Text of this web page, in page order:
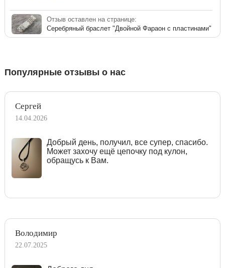
Отзыв оставлен на странице:
Серебряный браслет "Двойной Фараон с пластинами"
Популярные отзывы о нас
Сергей
14.04.2026
Добрый день, получил, все супер, спасибо.
Может захочу ещё цепочку под кулон,
обращусь к Вам.
Володимир
22.07.2025